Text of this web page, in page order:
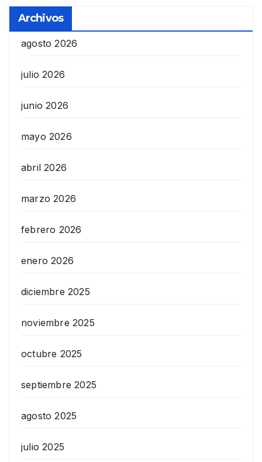
Archivos
agosto 2026
julio 2026
junio 2026
mayo 2026
abril 2026
marzo 2026
febrero 2026
enero 2026
diciembre 2025
noviembre 2025
octubre 2025
septiembre 2025
agosto 2025
julio 2025